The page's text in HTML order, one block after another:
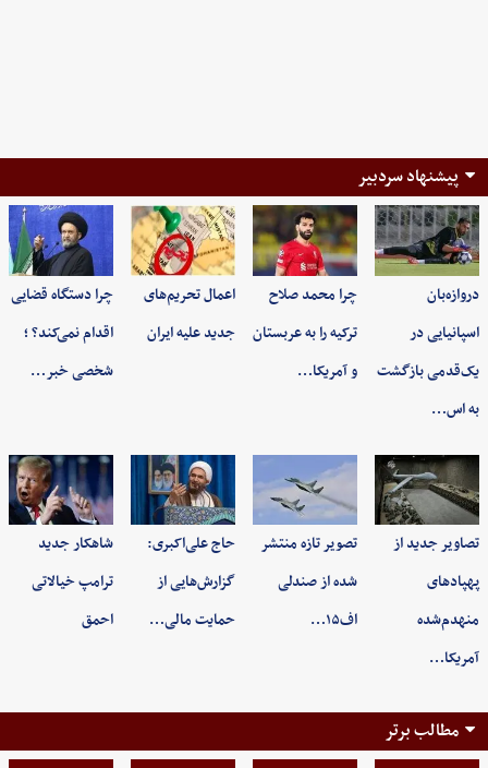
پیشنهاد سردبیر
دروازه‌بان
اسپانیایی در
یک‌قدمی بازگشت
به اس…
چرا محمد صلاح
ترکیه را به عربستان
و آمریکا…
اعمال تحریم‌های
جدید علیه ایران
چرا دستگاه قضایی
اقدام نمی‌کند؟ ؛
شخصی خبر…
تصاویر جدید از
پهپادهای
منهدم‌شده
آمریکا…
تصویر تازه منتشر
شده از صندلی
اف۱۵…
حاج علی‌اکبری:
گزارش‌هایی از
حمایت مالی…
شاهکار جدید
ترامپ خیالاتی
احمق
مطالب برتر